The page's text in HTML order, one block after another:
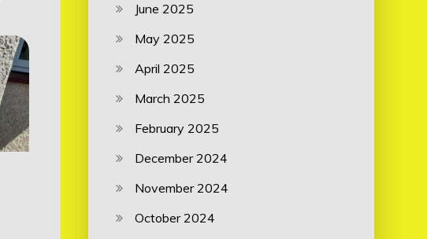
June 2025
May 2025
April 2025
March 2025
February 2025
December 2024
November 2024
October 2024